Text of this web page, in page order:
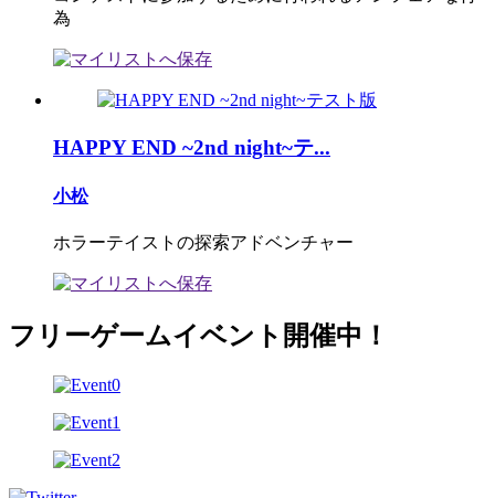
為
HAPPY END ~2nd night~テ...
小松
ホラーテイストの探索アドベンチャー
フリーゲームイベント開催中！